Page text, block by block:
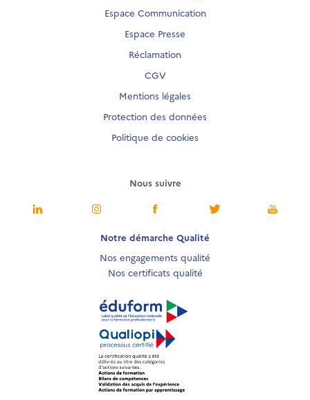
Espace Communication
Espace Presse
Réclamation
CGV
Mentions légales
Protection des données
Politique de cookies
Nous suivre
Notre démarche Qualité
Nos engagements qualité
Nos certificats qualité